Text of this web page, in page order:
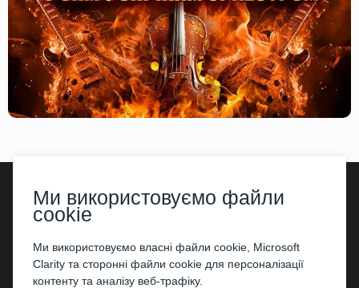
Публічний договір (оферта)
Ми використовуємо файли
cookie
Ми використовуємо власні файли cookie, Microsoft
Clarity та сторонні файли cookie для персоналізації
контенту та аналізу веб-трафіку.